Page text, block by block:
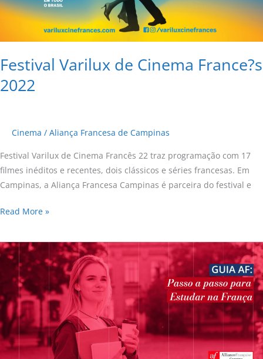
Festival Varilux de Cinema France?s
2022
Cinema / Aliança Francesa de Campinas
Festival Varilux de Cinema Francês 22 traz programação com 17
filmes inéditos e recentes, dois clássicos e séries francesas. Em
Campinas, a Aliança Francesa Campinas é parceira do festival e
Read More »
Guia
AF:
Passo
a
passo
de
como
estudar